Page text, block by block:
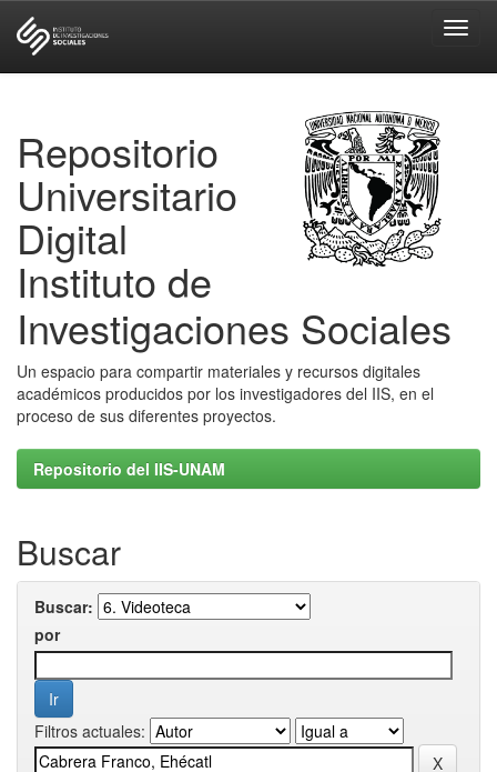
Repositorio
Universitario
Digital
Instituto de
Investigaciones Sociales
Un espacio para compartir materiales y recursos digitales
académicos producidos por los investigadores del IIS, en el
proceso de sus diferentes proyectos.
Repositorio del IIS-UNAM
Buscar
Buscar:
por
Filtros actuales: